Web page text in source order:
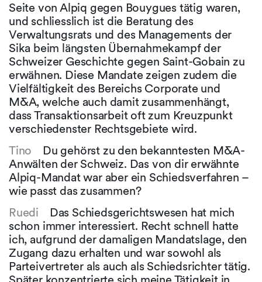
Seite von Alpiq gegen Bouygues tätig waren,
und schliesslich ist die Beratung des
Verwaltungsrats und des Managements der
Sika beim längsten Übernahmekampf der
Schweizer Geschichte gegen Saint-Gobain zu
erwähnen. Diese Mandate zeigen zudem die
Vielfältigkeit des Bereichs Corporate und
M&A, welche auch damit zusammenhängt,
dass Transaktionsarbeit oft zum Kreuzpunkt
verschiedenster Rechtsgebiete wird.
Tino
Du gehörst zu den bekanntesten M&A-
Anwälten der Schweiz. Das von dir erwähnte
Alpiq-Mandat war aber ein Schiedsverfahren –
wie passt das zusammen?
Ruedi
Das Schiedsgerichtswesen hat mich
schon immer interessiert. Recht schnell hatte
ich, aufgrund der damaligen Mandatslage, den
Zugang dazu erhalten und war sowohl als
Parteivertreter als auch als Schiedsrichter tätig.